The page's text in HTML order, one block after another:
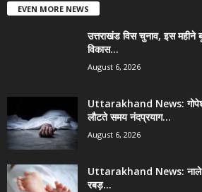
EVEN MORE NEWS
उत्तराखंड विस चुनाव, इस महीने
विकास...
August 6, 2026
Uttarakhand News:
लौटते समय नंदप्रयाग...
August 6, 2026
Uttarakhand News: नाले में
रबड़...